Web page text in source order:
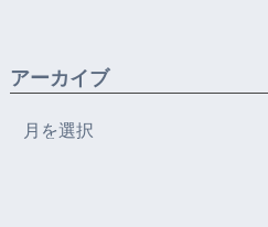
アーカイブ
ー